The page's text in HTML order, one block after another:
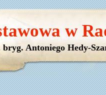
w
bryg. Antoniego Hedy-